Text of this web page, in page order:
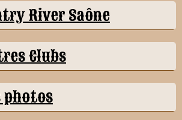
River Saône
Clubs
photos